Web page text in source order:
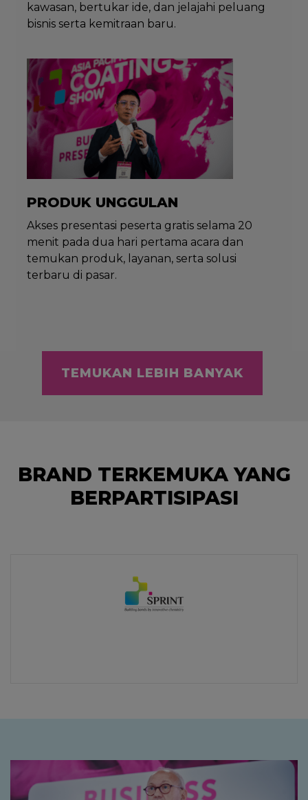
kawasan, bertukar ide, dan jelajahi peluang
bisnis serta kemitraan baru.
PRODUK UNGGULAN
Akses presentasi peserta gratis selama 20
menit pada dua hari pertama acara dan
temukan produk, layanan, serta solusi
terbaru di pasar.
TEMUKAN LEBIH BANYAK
BRAND TERKEMUKA YANG
BERPARTISIPASI